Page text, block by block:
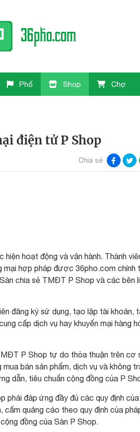
Phố Shop Chợ
điện tử P Shop
Chia sẻ
hoạt động và vận hành. Thành
hợp pháp được 36pho.com chính
chia sẻ TMĐT P Shop và các bên
đăng ký sử dụng, tạo lập tài khoản,
cấp dịch vụ hay khuyến mại hàng
P Shop tự do thỏa thuận trên cơ
bán sản phẩm, dịch vụ và không
dẫn, tiêu chuẩn cộng đồng của P
phải đáp ứng đầy đủ các quy định của
quảng cáo theo quy định của
đồng của Sàn P Shop.